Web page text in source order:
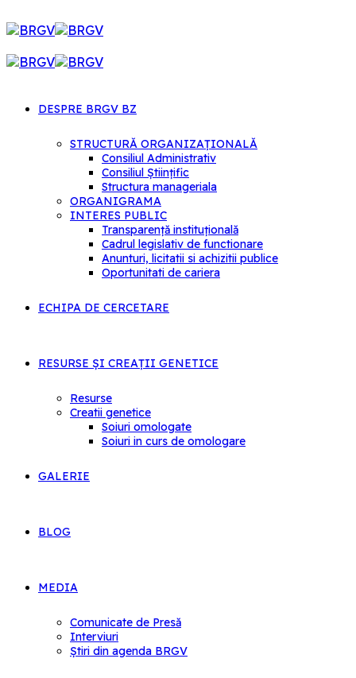
DESPRE BRGV BZ
STRUCTURĂ ORGANIZAȚIONALĂ
Consiliul Administrativ
Consiliul Științific
Structura manageriala
ORGANIGRAMA
INTERES PUBLIC
Transparență instituțională
Cadrul legislativ de functionare
Anunturi, licitatii si achizitii publice
Oportunitati de cariera
ECHIPA DE CERCETARE
RESURSE ȘI CREAȚII GENETICE
Resurse
Creatii genetice
Soiuri omologate
Soiuri in curs de omologare
GALERIE
BLOG
MEDIA
Comunicate de Presă
Interviuri
Știri din agenda BRGV